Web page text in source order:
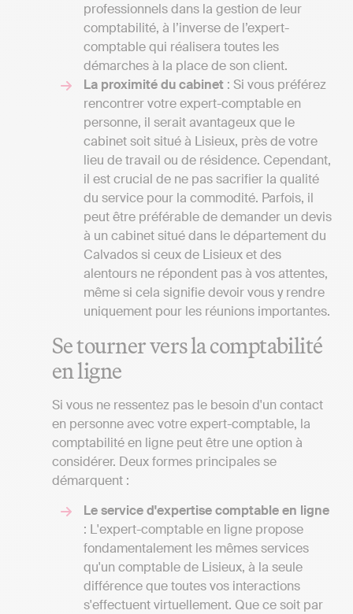
professionnels dans la gestion de leur
comptabilité, à l’inverse de l’expert-
comptable qui réalisera toutes les
démarches à la place de son client.
La proximité du cabinet : Si vous préférez
rencontrer votre expert-comptable en
personne, il serait avantageux que le
cabinet soit situé à Lisieux, près de votre
lieu de travail ou de résidence. Cependant,
il est crucial de ne pas sacrifier la qualité
du service pour la commodité. Parfois, il
peut être préférable de demander un devis
à un cabinet situé dans le département du
Calvados si ceux de Lisieux et des
alentours ne répondent pas à vos attentes,
même si cela signifie devoir vous y rendre
uniquement pour les réunions importantes.
Se tourner vers la comptabilité
en ligne
Si vous ne ressentez pas le besoin d'un contact
en personne avec votre expert-comptable, la
comptabilité en ligne peut être une option à
considérer. Deux formes principales se
démarquent :
Le service d'expertise comptable en ligne
: L'expert-comptable en ligne propose
fondamentalement les mêmes services
qu'un comptable de Lisieux, à la seule
différence que toutes vos interactions
s'effectuent virtuellement. Que ce soit par